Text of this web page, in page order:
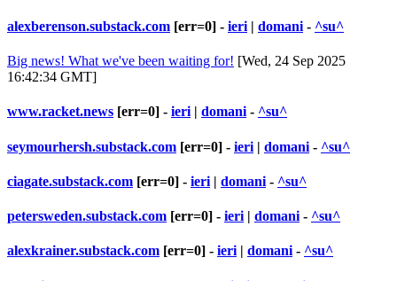
alexberenson.substack.com [err=0] - ieri | domani - ^su^
Big news! What we've been waiting for! [Wed, 24 Sep 2025
16:42:34 GMT]
www.racket.news [err=0] - ieri | domani - ^su^
seymourhersh.substack.com [err=0] - ieri | domani - ^su^
ciagate.substack.com [err=0] - ieri | domani - ^su^
petersweden.substack.com [err=0] - ieri | domani - ^su^
alexkrainer.substack.com [err=0] - ieri| domani- ^su^